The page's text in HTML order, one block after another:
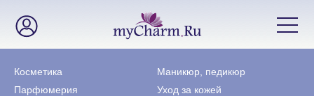
Косметика
Маникюр, педикюр
Парфюмерия
Уход за кожей